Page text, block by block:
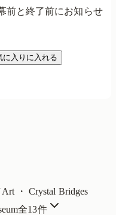
前と終了前にお知らせ
に入りに入れる
・ Crystal Bridges
全13件